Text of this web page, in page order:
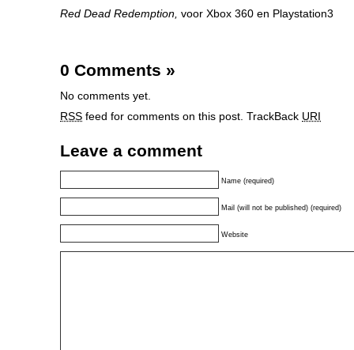
Red Dead Redemption, voor Xbox 360 en Playstation3
0 Comments »
No comments yet.
RSS feed for comments on this post. TrackBack URI
Leave a comment
Name (required)
Mail (will not be published) (required)
Website